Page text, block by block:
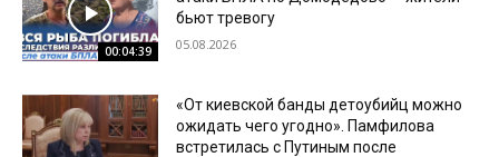
00:04:39
бьют тревогу
05.08.2026
«От киевской банды детоубийц можно
ожидать чего угодно». Памфилова
встретилась с Путиным после